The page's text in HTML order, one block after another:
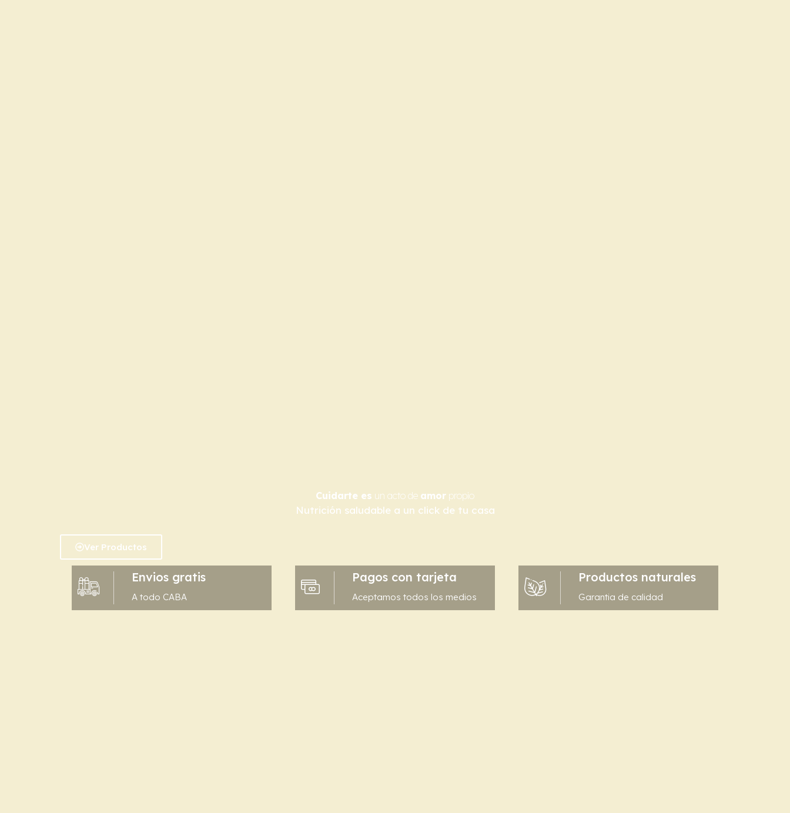
Cuidarte es un acto de amor propio
Nutrición saludable a un click de tu casa
Ver Productos
Envios gratis
A todo CABA
Pagos con tarjeta
Aceptamos todos los medios
Productos naturales
Garantia de calidad